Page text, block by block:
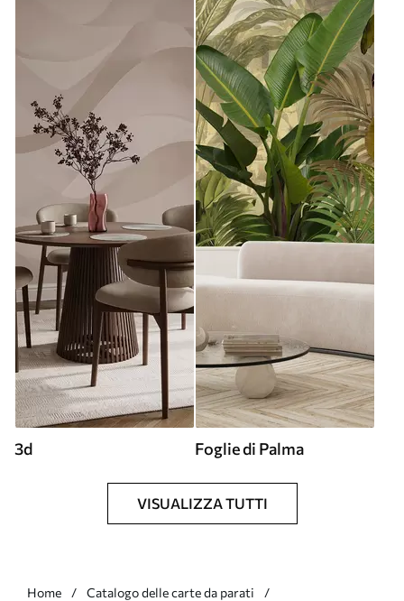
3d Foglie di Palma
VISUALIZZA TUTTI
Home
Catalogo delle carte da parati